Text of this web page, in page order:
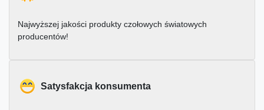
Najwyższej jakości produkty czołowych światowych
producentów!
Satysfakcja konsumenta